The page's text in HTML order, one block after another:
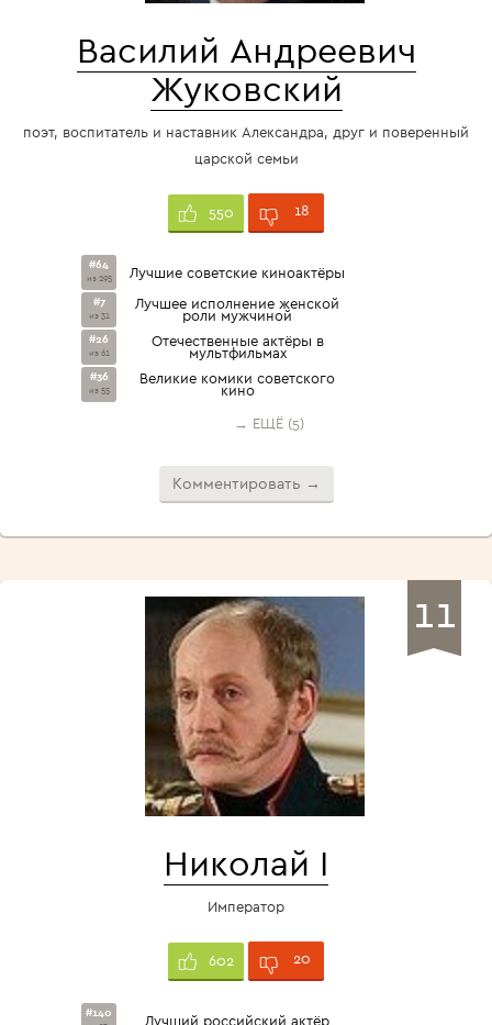
Василий Андреевич
Жуковский
поэт, воспитатель и наставник Александра, друг и поверенный
царской семьи
550 18
#64
из 295 Лучшие советские киноактёры
#7
из 31
Лучшее исполнение женской
роли мужчиной
#26
из 61
Отечественные актёры в
мультфильмах
#36
из 55
Великие комики советского
кино
→ ЕЩЁ (5)
Комментировать →
11
Николай I
Император
602 20
#140 Лучший российский актёр